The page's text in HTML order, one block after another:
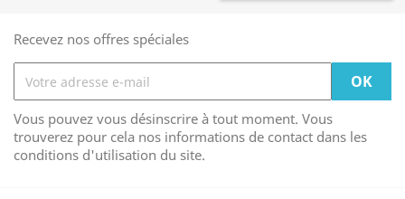
Recevez nos offres spéciales
Vous pouvez vous désinscrire à tout moment. Vous
trouverez pour cela nos informations de contact dans les
conditions d'utilisation du site.